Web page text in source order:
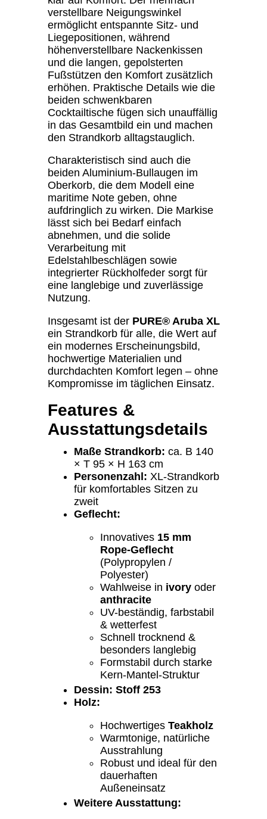
verstellbare Neigungswinkel
ermöglicht entspannte Sitz- und
Liegepositionen, während
höhenverstellbare Nackenkissen
und die langen, gepolsterten
Fußstützen den Komfort zusätzlich
erhöhen. Praktische Details wie die
beiden schwenkbaren
Cocktailtische fügen sich unauffällig
in das Gesamtbild ein und machen
den Strandkorb alltagstauglich.
Charakteristisch sind auch die
beiden Aluminium-Bullaugen im
Oberkorb, die dem Modell eine
maritime Note geben, ohne
aufdringlich zu wirken. Die Markise
lässt sich bei Bedarf einfach
abnehmen, und die solide
Verarbeitung mit
Edelstahlbeschlägen sowie
integrierter Rückholfeder sorgt für
eine langlebige und zuverlässige
Nutzung.
Insgesamt ist der PURE® Aruba XL
ein Strandkorb für alle, die Wert auf
ein modernes Erscheinungsbild,
hochwertige Materialien und
durchdachten Komfort legen – ohne
Kompromisse im täglichen Einsatz.
Features &
Ausstattungsdetails
Maße Strandkorb: ca. B 140
× T 95 × H 163 cm
Personenzahl: XL-Strandkorb
für komfortables Sitzen zu
zweit
Geflecht:
Innovatives 15 mm
Rope-Geflecht
(Polypropylen /
Polyester)
Wahlweise in ivory oder
anthracite
UV-beständig, farbstabil
& wetterfest
Schnell trocknend &
besonders langlebig
Formstabil durch starke
Kern-Mantel-Struktur
Dessin: Stoff 253
Holz:
Hochwertiges Teakholz
Warmtonige, natürliche
Ausstrahlung
Robust und ideal für den
dauerhaften
Außeneinsatz
Weitere Ausstattung: